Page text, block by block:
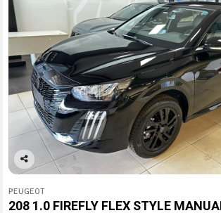
Co
arti
lhe
PEUGEOT
208 1.0 FIREFLY FLEX STYLE